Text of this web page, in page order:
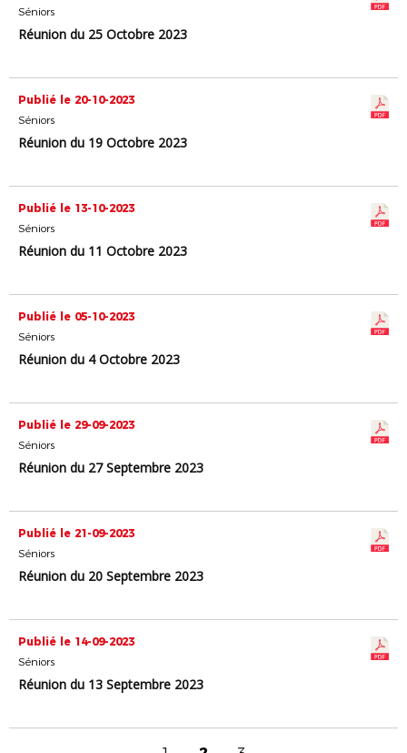
Séniors
Réunion du 25 Octobre 2023
Publié le 20-10-2023
Séniors
Réunion du 19 Octobre 2023
Publié le 13-10-2023
Séniors
Réunion du 11 Octobre 2023
Publié le 05-10-2023
Séniors
Réunion du 4 Octobre 2023
Publié le 29-09-2023
Séniors
Réunion du 27 Septembre 2023
Publié le 21-09-2023
Séniors
Réunion du 20 Septembre 2023
Publié le 14-09-2023
Séniors
Réunion du 13 Septembre 2023